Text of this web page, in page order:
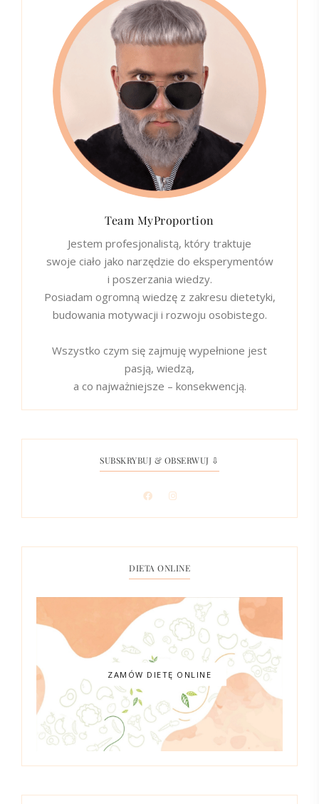
Team MyProportion
Jestem profesjonalistą, który traktuje
swoje ciało jako narzędzie do eksperymentów
i poszerzania wiedzy.
Posiadam ogromną wiedzę z zakresu dietetyki,
budowania motywacji i rozwoju osobistego.
Wszystko czym się zajmuję wypełnione jest
pasją, wiedzą,
a co najważniejsze – konsekwencją.
SUBSKRYBUJ & OBSERWUJ ⇩
DIETA ONLINE
ZAMÓW DIETĘ ONLINE